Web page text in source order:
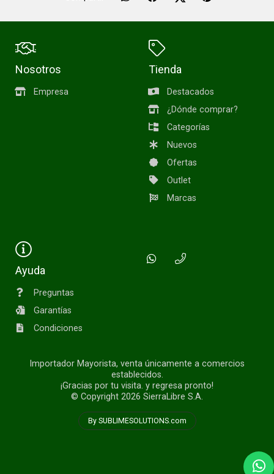
Nosotros
Empresa
Tienda
Destacados
¿Dónde comprar?
Categorías
Nuevos
Ofertas
Outlet
Marcas
Ayuda
Preguntas
Garantías
Condiciones
Importador Mayorista, venta únicamente a comercios
establecidos.
¡Gracias por tu visita. y regresa pronto!
© Copyright 2026 SierraLibre S.A.
By SUBLIMESOLUTIONS.com